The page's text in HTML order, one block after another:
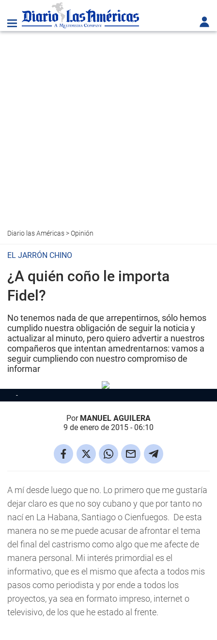
Diario las Américas>Opinión
EL JARRÓN CHINO
¿A quién coño le importa
Fidel?
No tenemos nada de que arrepentirnos, sólo hemos
cumplido nuestra obligación de seguir la noticia y
actualizar al minuto, pero quiero advertir a nuestros
compañeros que intentan amedrentarnos: vamos a
seguir cumpliendo con nuestro compromiso de
informar
Por MANUEL AGUILERA
9 de enero de 2015 - 06:10
A mí desde luego que no. Lo primero que me gustaría
dejar claro es que no soy cubano y que por tanto no
nací en La Habana, Santiago o Cienfuegos. De esta
manera no se me puede acusar de afrontar el tema
del final del castrismo como algo que me afecte de
manera personal. Mi interés primordial es el
informativo, que es el mismo que afecta a todos mis
pasos como periodista y por ende a todos los
proyectos, ya sea en formato impreso, internet o
televisivo, de los que he estado al frente.